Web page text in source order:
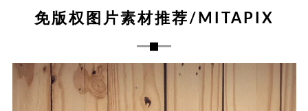
免版权图片素材推荐/MITAPIX